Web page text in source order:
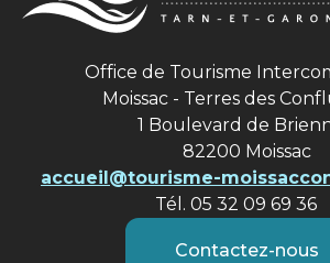
Office de Tourisme
Moissac - Terres des
1 Boulevard de
82200 Moissac
accueil@tourisme-
Tél. 05 32 09 69 36
Contactez-nous